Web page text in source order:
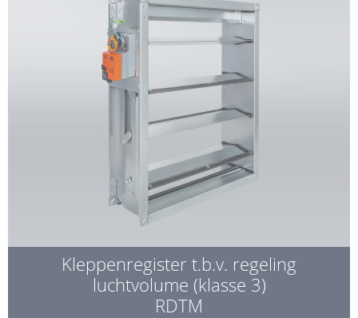
Kleppenregister t.b.v. regeling
luchtvolume (klasse 3)
RDTM